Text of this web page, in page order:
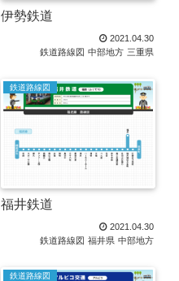
伊勢鉄道
2021.04.30
鉄道路線図 中部地方 三重県
鉄道路線図
福井鉄道
2021.04.30
鉄道路線図 福井県 中部地方
鉄道路線図